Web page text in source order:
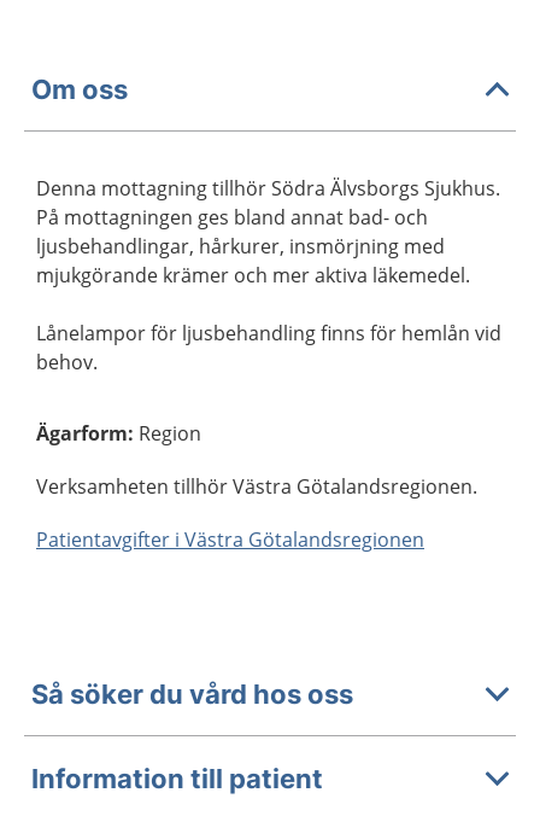
Om oss
Denna mottagning tillhör Södra Älvsborgs Sjukhus.
På mottagningen ges bland annat bad- och
ljusbehandlingar, hårkurer, insmörjning med
mjukgörande krämer och mer aktiva läkemedel.
Lånelampor för ljusbehandling finns för hemlån vid
behov.
Ägarform: Region
Verksamheten tillhör Västra Götalandsregionen.
Patientavgifter i Västra Götalandsregionen
Så söker du vård hos oss
Information till patient